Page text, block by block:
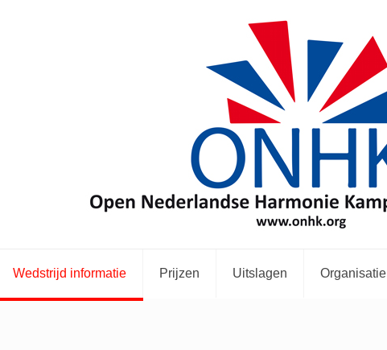
Wedstrijd informatie Prijzen Uitslagen Organisatie